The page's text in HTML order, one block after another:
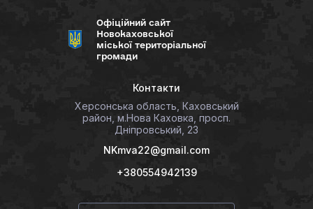
Офіційний сайт
Новокаховської
міської територіальної
громади
Контакти
Херсонська область, Каховський
район, м.Нова Каховка, просп.
Дніпровський, 23
NKmva22@gmail.com
+380554942139